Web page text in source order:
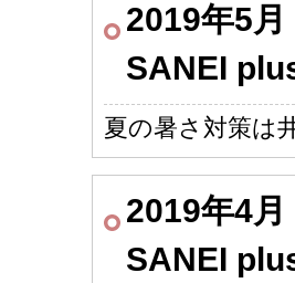
2019年5
SANEI
夏の暑さ対策は
2019年4
SANEI